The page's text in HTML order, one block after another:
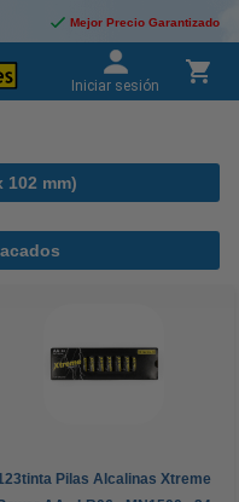
Mejor Precio Garantizado
Iniciar sesión
102 mm)
Pilas Alcalinas Xtreme